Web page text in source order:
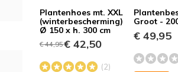
Plantenhoes mt. XXL
(winterbescherming)
Ø 150 x h. 300 cm
€ 44,95€ 42,50
(2)
Groot -
€ 49,95